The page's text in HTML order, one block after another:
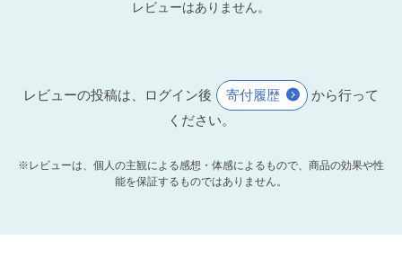
レビューはありません。
レビューの投稿は、ログイン後 寄付履歴
から行って
ください。
※レビューは、個人の主観による感想・体感によるもので、商品の効果や性
能を保証するものではありません。